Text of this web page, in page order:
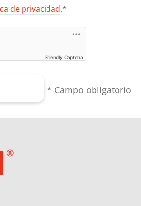
de privacidad.*
Friendly Captcha
* Campo obligatorio